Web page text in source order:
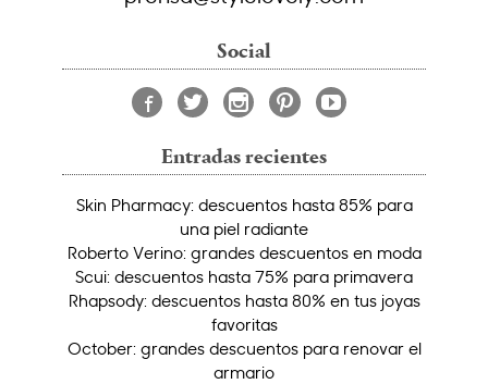
Social
Entradas recientes
Skin Pharmacy: descuentos hasta 85% para
una piel radiante
Roberto Verino: grandes descuentos en moda
Scui: descuentos hasta 75% para primavera
Rhapsody: descuentos hasta 80% en tus joyas
favoritas
October: grandes descuentos para renovar el
armario